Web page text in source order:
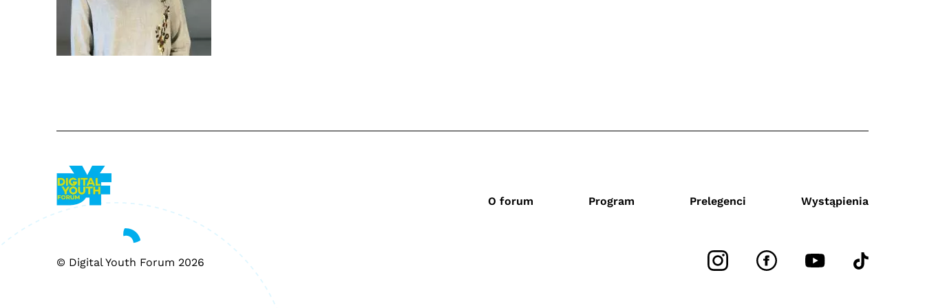
O forum Program Prelegenci Wystąpienia
© Digital Youth Forum 2026